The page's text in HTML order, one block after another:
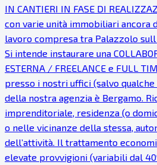
IN CANTIERI IN FASE DI
con varie unità immobiliari ancora
lavoro compresa tra Palazzolo sull
Si intende instaurare una
ESTERNA / FREELANCE e FULL
presso i nostri uffici (salvo qualche
della nostra agenzia è Bergamo.
imprenditoriale, residenza (o
o nelle vicinanze della stessa,
dell’attività. Il trattamento
elevate provvigioni (variabili dal